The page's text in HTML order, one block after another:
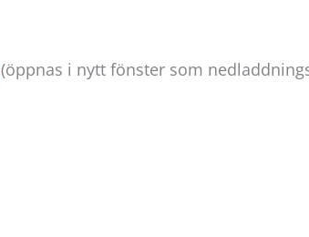
(öppnas i nytt fönster som